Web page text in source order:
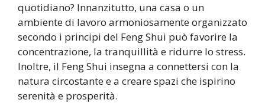
quotidiano? Innanzitutto, una casa o un
ambiente di lavoro armoniosamente organizzato
secondo i principi del Feng Shui può favorire la
concentrazione, la tranquillità e ridurre lo stress.
Inoltre, il Feng Shui insegna a connettersi con la
natura circostante e a creare spazi che ispirino
serenità e prosperità.